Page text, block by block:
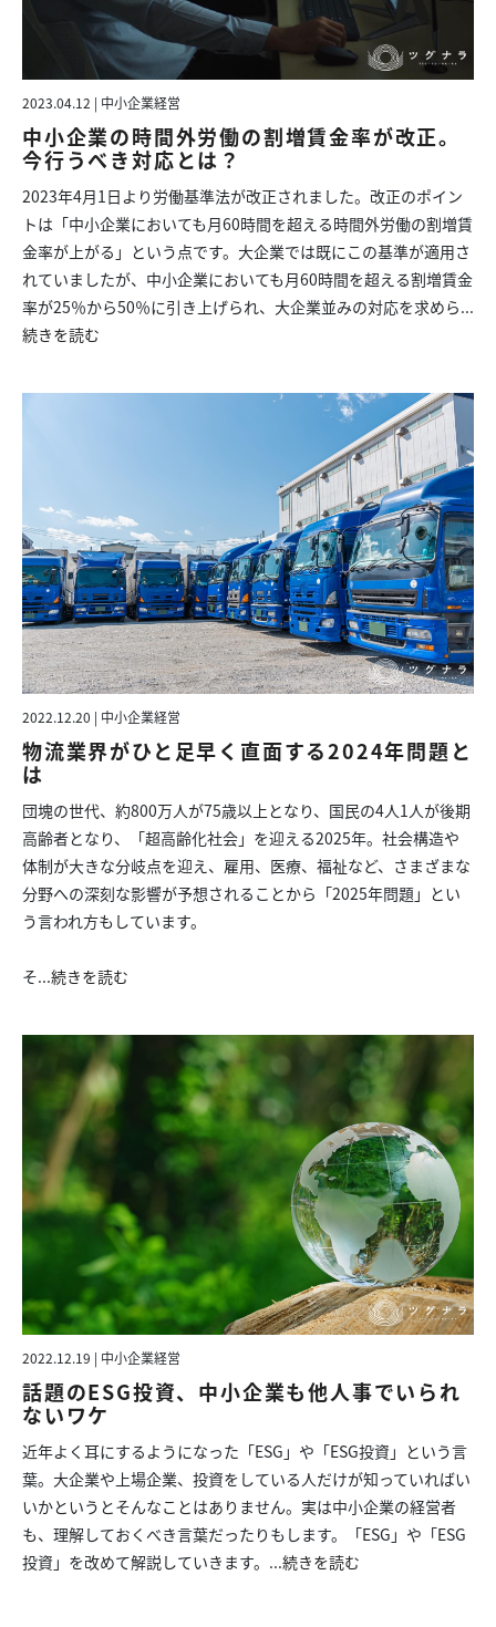
2023.04.12 | 中小企業経営
中小企業の時間外労働の割増賃金率が改正。
今行うべき対応とは？
2023年4月1日より労働基準法が改正されました。改正のポイン
トは「中小企業においても月60時間を超える時間外労働の割増賃
金率が上がる」という点です。大企業では既にこの基準が適用さ
れていましたが、中小企業においても月60時間を超える割増賃金
率が25％から50％に引き上げられ、大企業並みの対応を求めら...
続きを読む
2022.12.20 | 中小企業経営
物流業界がひと足早く直面する2024年問題と
は
団塊の世代、約800万人が75歳以上となり、国民の4人1人が後期
高齢者となり、「超高齢化社会」を迎える2025年。社会構造や
体制が大きな分岐点を迎え、雇用、医療、福祉など、さまざまな
分野への深刻な影響が予想されることから「2025年問題」とい
う言われ方もしています。
そ...続きを読む
2022.12.19 | 中小企業経営
話題のESG投資、中小企業も他人事でいられ
ないワケ
近年よく耳にするようになった「ESG」や「ESG投資」という言
葉。大企業や上場企業、投資をしている人だけが知っていればい
いかというとそんなことはありません。実は中小企業の経営者
も、理解しておくべき言葉だったりもします。「ESG」や「ESG
投資」を改めて解説していきます。...続きを読む